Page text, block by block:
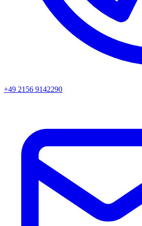
+49 2156 9142290